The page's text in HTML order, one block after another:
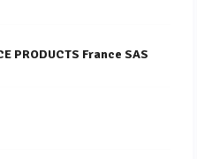
PRODUCTS France SAS